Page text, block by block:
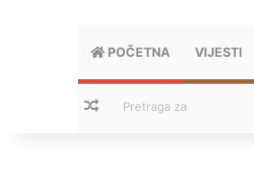
POČETNA VIJESTI
Nasumični tekstovi